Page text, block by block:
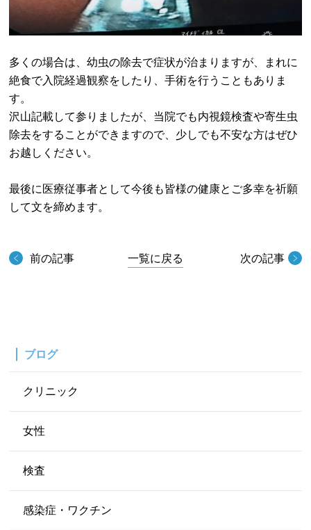
多くの場合は、幼虫の除去で症状が治まりますが、まれに
絶食で入院経過観察をしたり、手術を行うこともありま
す。
沢山記載して参りましたが、当院でも内視鏡検査や寄生虫
除去をすることができますので、少しでも不安な方はぜひ
お越しください。
最後に医療従事者として今後も皆様の健康とご多幸を祈願
して文を締めます。
前の記事 一覧に戻る 次の記事
ブログ
クリニック
女性
検査
感染症・ワクチン